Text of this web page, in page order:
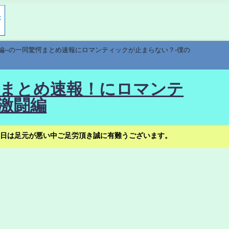
の一同驚愕まとめ速報にロマンティックが止まらない？-僕の
とめ速報！にロマンテ
闘編
足元が悪い中ご足労頂き誠に有難うございます。